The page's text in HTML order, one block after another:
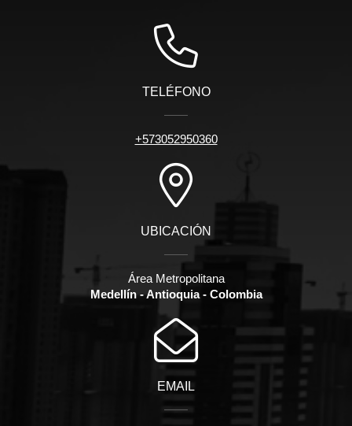
TELÉFONO
+573052950360
UBICACIÓN
Área Metropolitana
Medellín - Antioquia - Colombia
EMAIL